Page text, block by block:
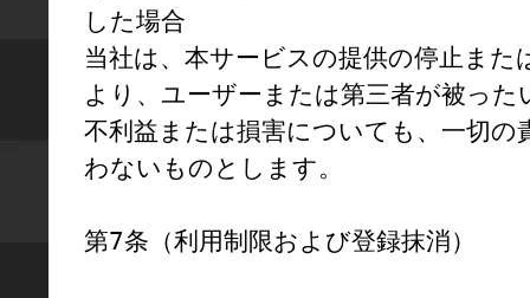
した場合
当社は、本サービスの提供の停止また
より、ユーザーまたは第三者が被った
不利益または損害についても、一切の
わないものとします。
第7条（利用制限および登録抹消）